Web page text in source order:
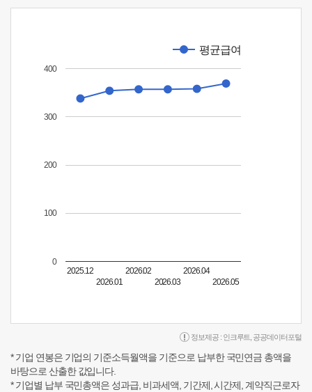
평균급여
2025.12
2026.01
2026.02
2026.03
2026.04
2026.05
0
100
200
300
400
정보제공 : 인크루트 공공데이터포털
* 기업 연봉은 기업의 기준소득월액을 기준으로 납부한 국민연금 총액을
바탕으로 산출한 값입니다.
* 기업별 납부 국민총액은 성과급, 비과세액, 기간제, 시간제, 계약직근로자